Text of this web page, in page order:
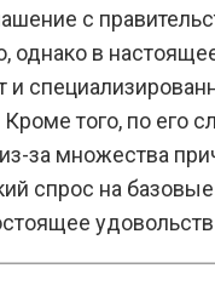
с
в
и
того, по его
за множества
спрос на